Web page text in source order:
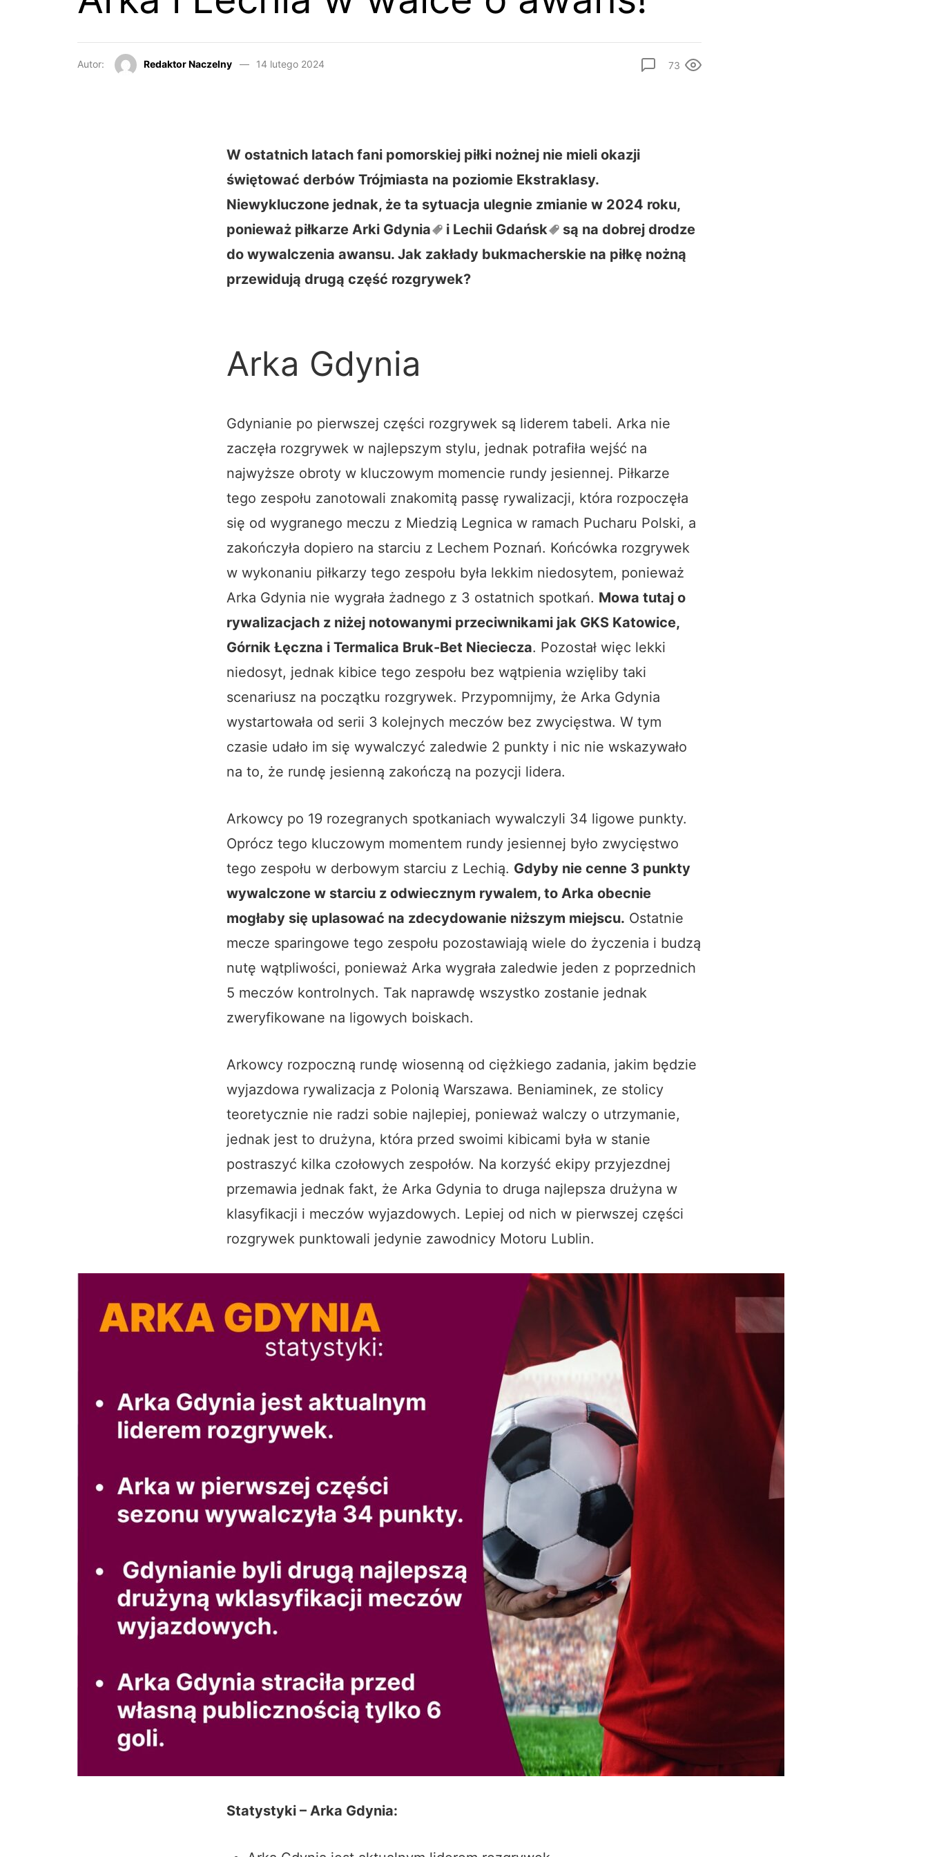
Autor: Redaktor Naczelny 14 lutego 2024 73
W ostatnich latach fani pomorskiej piłki nożnej nie mieli okazji
świętować derbów Trójmiasta na poziomie Ekstraklasy.
Niewykluczone jednak, że ta sytuacja ulegnie zmianie w 2024 roku,
ponieważ piłkarze Arki Gdynia i Lechii Gdańsk
są na dobrej drodze
do wywalczenia awansu. Jak zakłady bukmacherskie na piłkę nożną
przewidują drugą część rozgrywek?
Arka Gdynia
Gdynianie po pierwszej części rozgrywek są liderem tabeli. Arka nie
zaczęła rozgrywek w najlepszym stylu, jednak potrafiła wejść na
najwyższe obroty w kluczowym momencie rundy jesiennej. Piłkarze
tego zespołu zanotowali znakomitą passę rywalizacji, która rozpoczęła
się od wygranego meczu z Miedzią Legnica w ramach Pucharu Polski, a
zakończyła dopiero na starciu z Lechem Poznań. Końcówka rozgrywek
w wykonaniu piłkarzy tego zespołu była lekkim niedosytem, ponieważ
Arka Gdynia nie wygrała żadnego z 3 ostatnich spotkań. Mowa tutaj o
rywalizacjach z niżej notowanymi przeciwnikami jak GKS Katowice,
Górnik Łęczna i Termalica Bruk-Bet Nieciecza. Pozostał więc lekki
niedosyt, jednak kibice tego zespołu bez wątpienia wzięliby taki
scenariusz na początku rozgrywek. Przypomnijmy, że Arka Gdynia
wystartowała od serii 3 kolejnych meczów bez zwycięstwa. W tym
czasie udało im się wywalczyć zaledwie 2 punkty i nic nie wskazywało
na to, że rundę jesienną zakończą na pozycji lidera.
Arkowcy po 19 rozegranych spotkaniach wywalczyli 34 ligowe punkty.
Oprócz tego kluczowym momentem rundy jesiennej było zwycięstwo
tego zespołu w derbowym starciu z Lechią. Gdyby nie cenne 3 punkty
wywalczone w starciu z odwiecznym rywalem, to Arka obecnie
mogłaby się uplasować na zdecydowanie niższym miejscu. Ostatnie
mecze sparingowe tego zespołu pozostawiają wiele do życzenia i budzą
nutę wątpliwości, ponieważ Arka wygrała zaledwie jeden z poprzednich
5 meczów kontrolnych. Tak naprawdę wszystko zostanie jednak
zweryfikowane na ligowych boiskach.
Arkowcy rozpoczną rundę wiosenną od ciężkiego zadania, jakim będzie
wyjazdowa rywalizacja z Polonią Warszawa. Beniaminek, ze stolicy
teoretycznie nie radzi sobie najlepiej, ponieważ walczy o utrzymanie,
jednak jest to drużyna, która przed swoimi kibicami była w stanie
postraszyć kilka czołowych zespołów. Na korzyść ekipy przyjezdnej
przemawia jednak fakt, że Arka Gdynia to druga najlepsza drużyna w
klasyfikacji i meczów wyjazdowych. Lepiej od nich w pierwszej części
rozgrywek punktowali jedynie zawodnicy Motoru Lublin.
Statystyki – Arka Gdynia: